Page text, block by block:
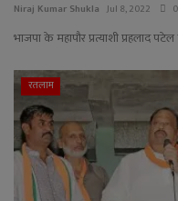
Niraj Kumar Shukla Jul 8, 2022 0
भाजपा के महापौर प्रत्याशी प्रहलाद
रतलाम